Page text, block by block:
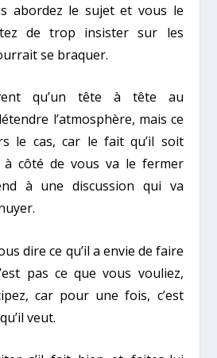
abordez le sujet et vous le
de trop insister sur les
se braquer.
qu’un tête à tête au
l’atmosphère, mais ce
le cas, car le fait qu’il soit
côté de vous va le fermer
à une discussion qui va
dire ce qu’il a envie de faire
pas ce que vous vouliez,
car pour une fois, c’est
veut.